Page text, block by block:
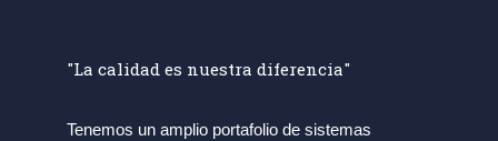
"La calidad es nuestra diferencia"
Tenemos un amplio portafolio de sistemas